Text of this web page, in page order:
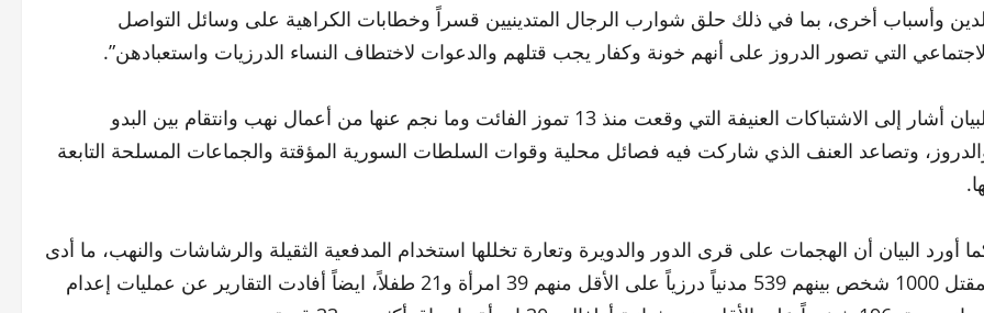
وأسباب أخرى، بما في ذلك حلق شوارب الرجال المتدينيين قسراً وخطابات الكراهية على وسائل التواصل
التي تصور الدروز على أنهم خونة وكفار يجب قتلهم والدعوات لاختطاف النساء الدرزيات واستعبادهن”.
البيان أشار إلى الاشتباكات العنيفة التي وقعت منذ 13 تموز الفائت وما نجم عنها من أعمال نهب وانتقام بين البدو
وتصاعد العنف الذي شاركت فيه فصائل محلية وقوات السلطات السورية المؤقتة والجماعات المسلحة التابعة
أورد البيان أن الهجمات على قرى الدور والدويرة وتعارة تخللها استخدام المدفعية الثقيلة والرشاشات والنهب، ما أدى
لمقتل 1000 شخص بينهم 539 مدنياً درزياً على الأقل منهم 39 امرأة و21 طفلاً، ايضاً أفادت التقارير عن عمليات إعدام